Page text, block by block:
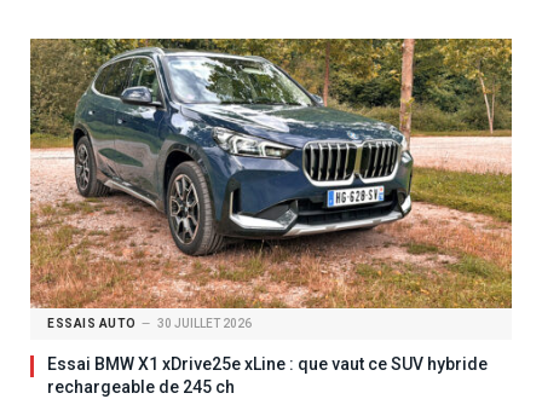
ESSAIS AUTO 30 JUILLET 2026
Essai BMW X1 xDrive25e xLine : que vaut ce SUV hybride
rechargeable de 245 ch